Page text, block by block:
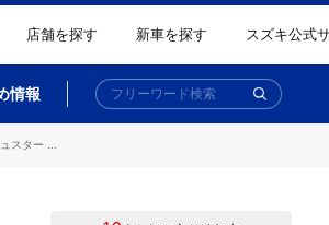
店舗を探す 新車を探す スズキ公式
情報
ター ...